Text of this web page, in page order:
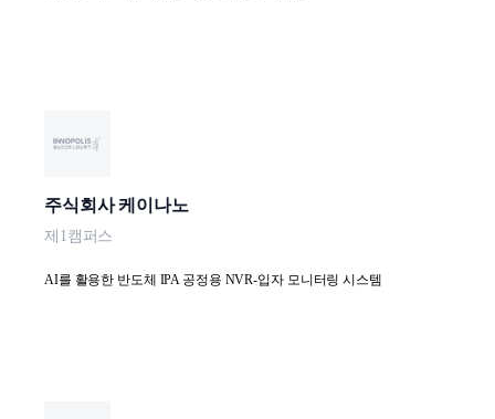
주식회사 케이나노
제1캠퍼스
AI를 활용한 반도체 IPA 공정용 NVR-입자 모니터링 시스템